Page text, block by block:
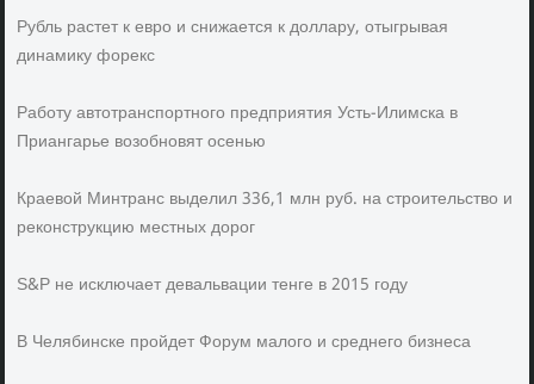
Рубль растет к евро и снижается к доллару, отыгрывая
динамику форекс
Работу автотранспортного предприятия Усть-Илимска в
Приангарье возобновят осенью
Краевой Минтранс выделил 336,1 млн руб. на строительство и
реконструкцию местных дорог
S&P не исключает девальвации тенге в 2015 году
В Челябинске пройдет Форум малого и среднего бизнеса